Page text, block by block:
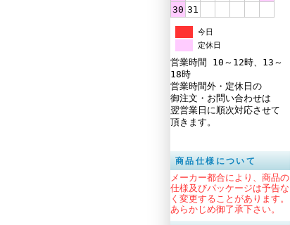
30 31
今日
定休日
営業時間 10～12時、13～
18時
営業時間外・定休日の
御注文・お問い合わせは
翌営業日に順次対応させて
頂きます。
商品仕様について
メーカー都合により、商品の
仕様及びパッケージは予告な
く変更することがあります。
あらかじめ御了承下さい。